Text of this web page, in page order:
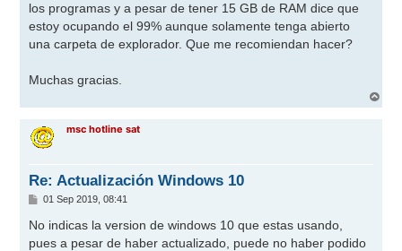
los programas y a pesar de tener 15 GB de RAM dice que
estoy ocupando el 99% aunque solamente tenga abierto
una carpeta de explorador. Que me recomiendan hacer?
Muchas gracias.
r
msc hotline sat
Re: Actualización Windows 10
M
n
s
a
01 Sep 2019, 08:41
No indicas la version de windows 10 que estas usando,
pues a pesar de haber actualizado, puede no haber podido